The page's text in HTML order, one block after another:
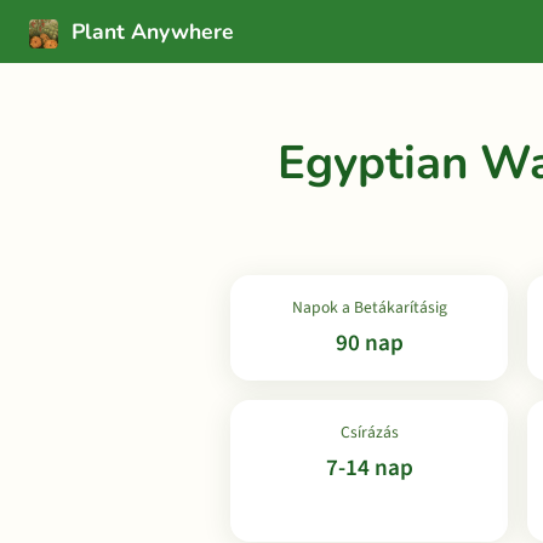
Plant Anywhere
Egyptian
Napok a Betákarításig
90 nap
Csírázás
7-14 nap